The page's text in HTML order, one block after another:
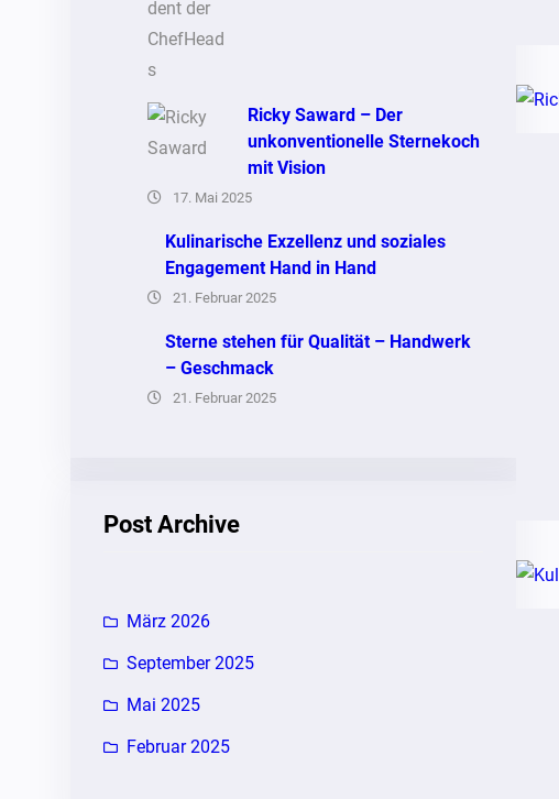
Ricky Saward – Der
unkonventionelle Sternekoch
mit Vision
17. Mai 2025
Kulinarische Exzellenz und soziales
Engagement Hand in Hand
21. Februar 2025
Sterne stehen für Qualität – Handwerk
– Geschmack
21. Februar 2025
Post Archive
März 2026
September 2025
Mai 2025
Februar 2025